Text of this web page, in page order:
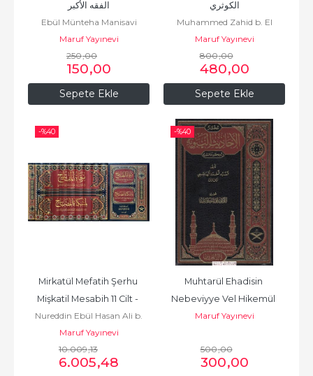
Sepete Ekle
الفقه الأكبر
Ebül Münteha Manisavi
Maruf Yayınevi
250,00
150,00
Sepete Ekle
الكوثري
Muhammed Zahid b. El
Hasan b. Ali Zahid El Kevseri
محمد زاهد بن الحسن بن علي
الكوثري
Maruf Yayınevi
800,00
480,00
-%40
Mirkatül Mefatih Şerhu
Mişkatil Mesabih 11 Cilt -
مرقاة المفاتيح شرح...
Nureddin Ebül Hasan Ali b.
Sultan Muhammed Ali El Kari
نور الدين أبي الحسن علي بن
سلطان محمد القاري
Maruf Yayınevi
10.009,13
6.005,48
-%40
Muhtarül Ehadisin
Nebeviyye Vel Hikemül
Muhammediyye  - مختار
Maruf Yayınevi
500,00
300,00